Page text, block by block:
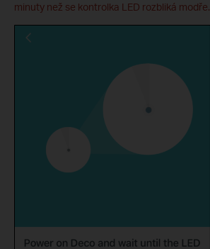
minuty než se kontrolka LED rozbliká modře.